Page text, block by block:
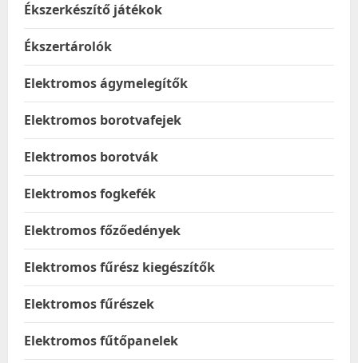
Ékszerkészítő játékok
Ékszertárolók
Elektromos ágymelegítők
Elektromos borotvafejek
Elektromos borotvák
Elektromos fogkefék
Elektromos főzőedények
Elektromos fűrész kiegészítők
Elektromos fűrészek
Elektromos fűtőpanelek